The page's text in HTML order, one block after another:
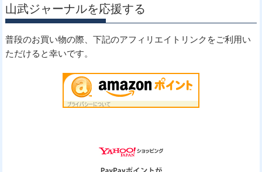
山武ジャーナルを応援する
普段のお買い物の際、下記のアフィリエイトリンクをご利用い
ただけると幸いです。